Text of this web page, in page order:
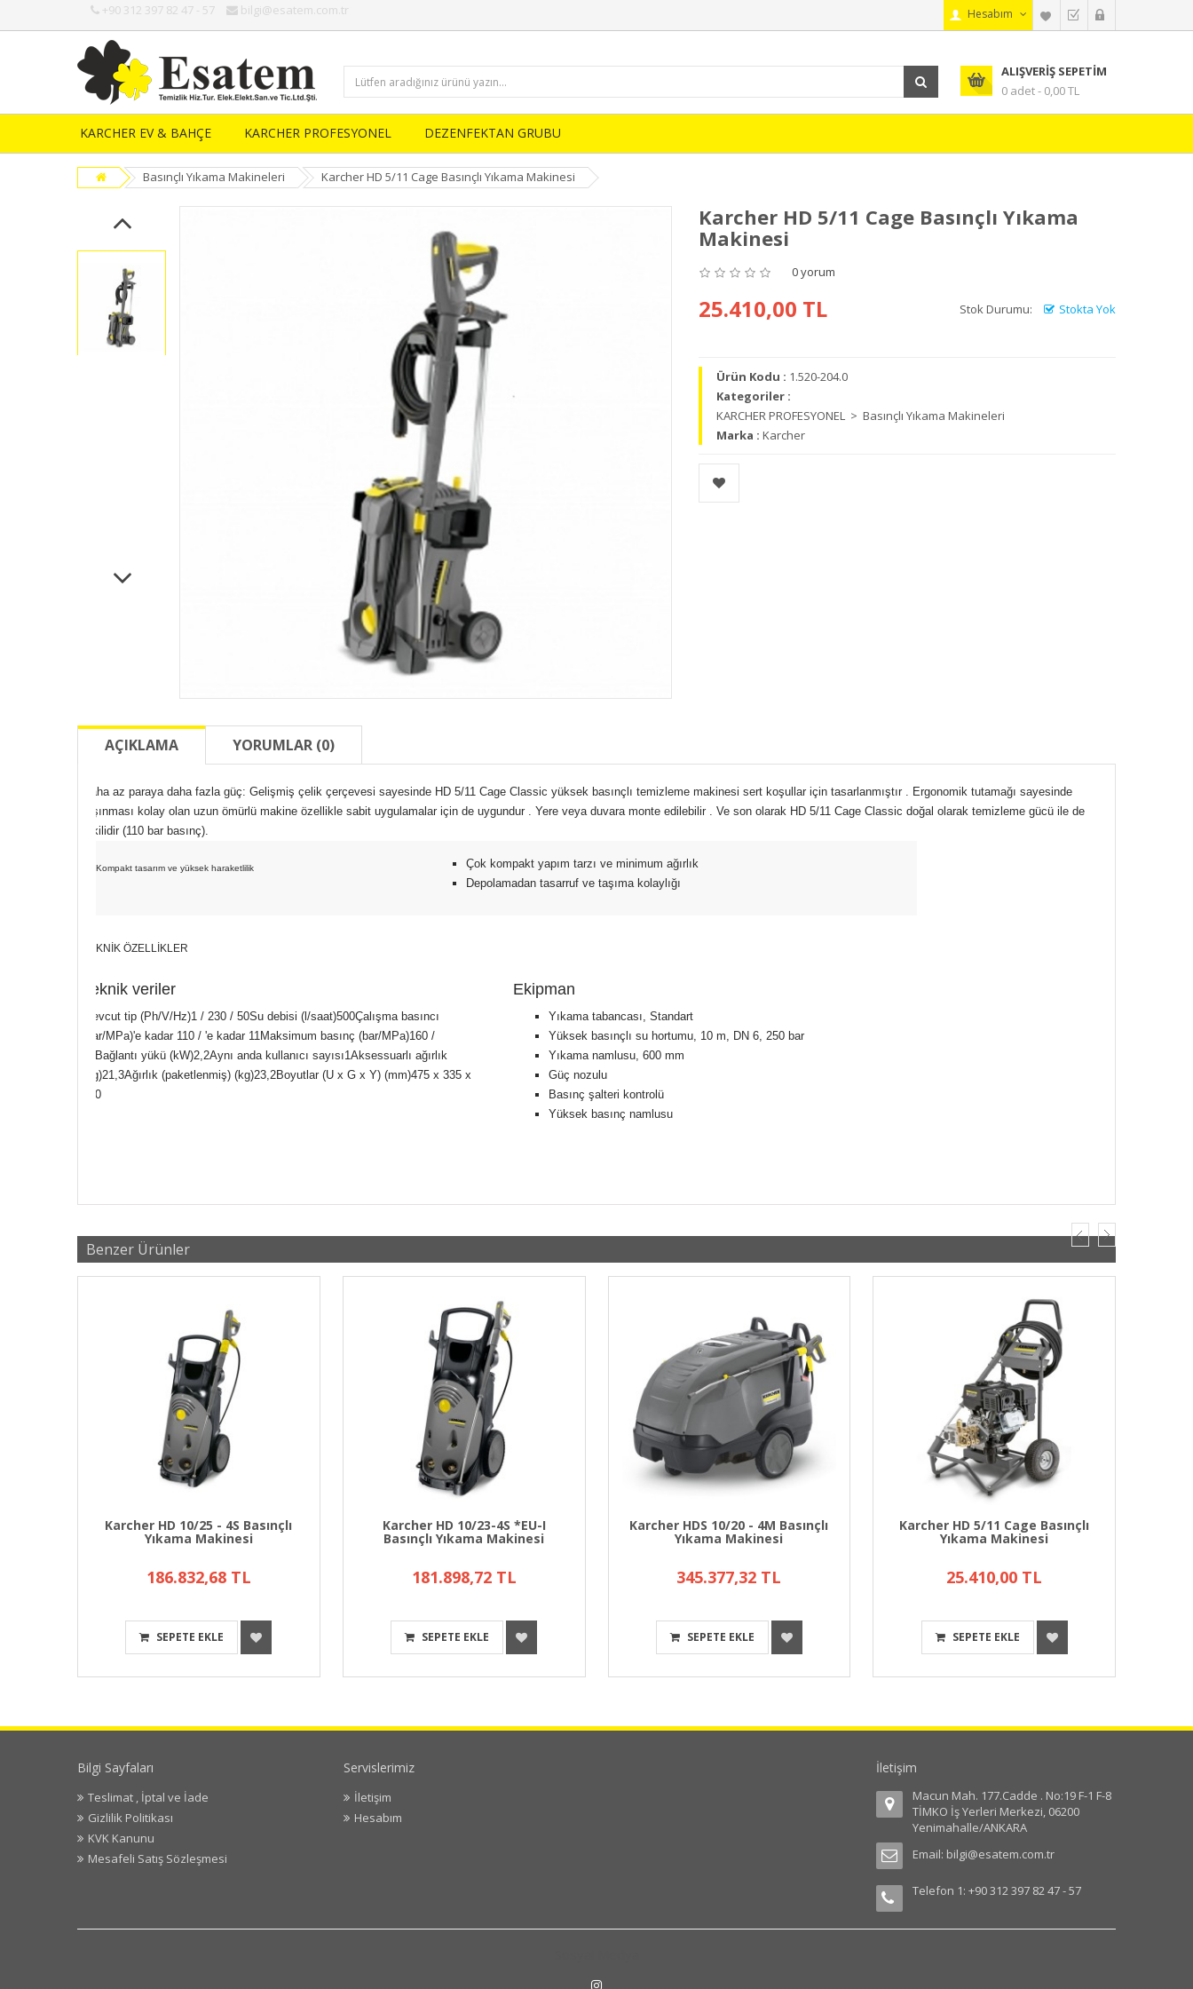
+90 312 397 82 47 - 57 bilgi@esatem.com.tr Hesabım
ALIŞVERIŞ SEPETIM
0 adet - 0,00 TL
KARCHER EV & BAHÇE KARCHER PROFESYONEL DEZENFEKTAN GRUBU
Basınçlı Yıkama Makineleri Karcher HD 5/11 Cage Basınçlı Yıkama Makinesi
Karcher HD 5/11 Cage Basınçlı Yıkama
Makinesi
0 yorum
25.410,00 TL Stok Durumu: Stokta Yok
Ürün Kodu : 1.520-204.0
Kategoriler :
KARCHER PROFESYONEL > Basınçlı Yıkama Makineleri
Marka : Karcher
AÇIKLAMA YORUMLAR (0)
Daha az paraya daha fazla güç: Gelişmiş çelik çerçevesi sayesinde HD 5/11 Cage Classic yüksek basınçlı temizleme makinesi sert koşullar için tasarlanmıştır . Ergonomik tutamağı sayesinde
taşınması kolay olan uzun ömürlü makine özellikle sabit uygulamalar için de uygundur . Yere veya duvara monte edilebilir . Ve son olarak HD 5/11 Cage Classic doğal olarak temizleme gücü ile de
etkilidir (110 bar basınç).
Kompakt tasarım ve yüksek haraketlilik
Çok kompakt yapım tarzı ve minimum ağırlık
Depolamadan tasarruf ve taşıma kolaylığı
TEKNİK ÖZELLİKLER
Teknik veriler
Mevcut tip (Ph/V/Hz)1 / 230 / 50Su debisi (l/saat)500Çalışma basıncı
(bar/MPa)'e kadar 110 / 'e kadar 11Maksimum basınç (bar/MPa)160 /
16Bağlantı yükü (kW)2,2Aynı anda kullanıcı sayısı1Aksessuarlı ağırlık
(kg)21,3Ağırlık (paketlenmiş) (kg)23,2Boyutlar (U x G x Y) (mm)475 x 335 x
340
Ekipman
Yıkama tabancası, Standart
Yüksek basınçlı su hortumu, 10 m, DN 6, 250 bar
Yıkama namlusu, 600 mm
Güç nozulu
Basınç şalteri kontrolü
Yüksek basınç namlusu
Benzer Ürünler
Karcher HD 10/25 - 4S Basınçlı
Yıkama Makinesi
186.832,68 TL
SEPETE EKLE
Karcher HD 10/23-4S *EU-I
Basınçlı Yıkama Makinesi
181.898,72 TL
SEPETE EKLE
Karcher HDS 10/20 - 4M Basınçlı
Yıkama Makinesi
345.377,32 TL
SEPETE EKLE
Karcher HD 5/11 Cage Basınçlı
Yıkama Makinesi
25.410,00 TL
SEPETE EKLE
Bilgi Sayfaları
Teslimat , İptal ve İade
Gizlilik Politikası
KVK Kanunu
Mesafeli Satış Sözleşmesi
Servislerimiz
İletişim
Hesabım
İletişim
Macun Mah. 177.Cadde . No:19 F-1 F-8
TİMKO İş Yerleri Merkezi, 06200
Yenimahalle/ANKARA
Email: bilgi@esatem.com.tr
Telefon 1: +90 312 397 82 47 - 57